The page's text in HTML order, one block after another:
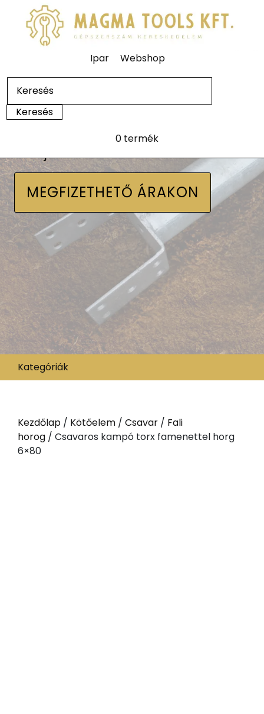
Ipar Webshop
0 termék
MEGFIZETHETŐ ÁRAKON
Kategóriák
Kezdőlap / Kötőelem / Csavar / Fali
horog / Csavaros kampó torx famenettel horg
6×80